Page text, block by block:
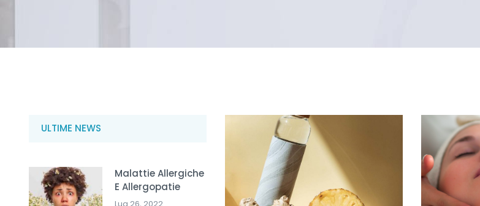
ULTIME NEWS
Malattie Allergiche
E Allergopatie